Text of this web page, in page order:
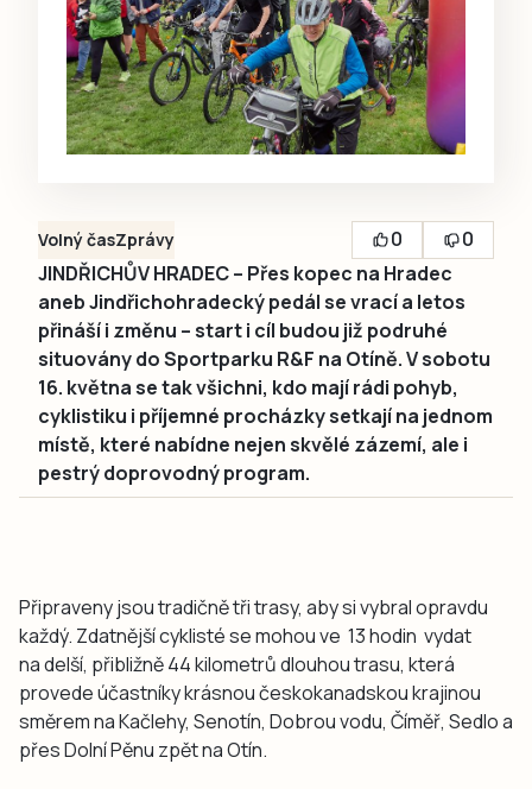
Volný časZprávy 0
0
JINDŘICHŮV HRADEC – Přes kopec na Hradec
aneb Jindřichohradecký pedál se vrací a letos
přináší i změnu – start i cíl budou již podruhé
situovány do Sportparku R&F na Otíně. V sobotu
16. května se tak všichni, kdo mají rádi pohyb,
cyklistiku i příjemné procházky setkají na jednom
místě, které nabídne nejen skvělé zázemí, ale i
pestrý doprovodný program.
Připraveny jsou tradičně tři trasy, aby si vybral opravdu
každý. Zdatnější cyklisté se mohou ve 13 hodin vydat
na delší, přibližně 44 kilometrů dlouhou trasu, která
provede účastníky krásnou českokanadskou krajinou
směrem na Kačlehy, Senotín, Dobrou vodu, Číměř, Sedlo a
přes Dolní Pěnu zpět na Otín.